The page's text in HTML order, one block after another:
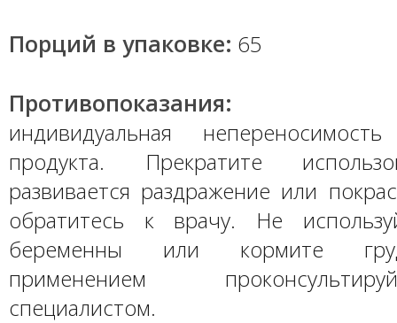
Порций в упаковке: 65
Противопоказания:
индивидуальная
продукта. Прекратите
развивается раздражение или
обратитесь к врачу. Не
беременны или кормите
применением
специалистом.